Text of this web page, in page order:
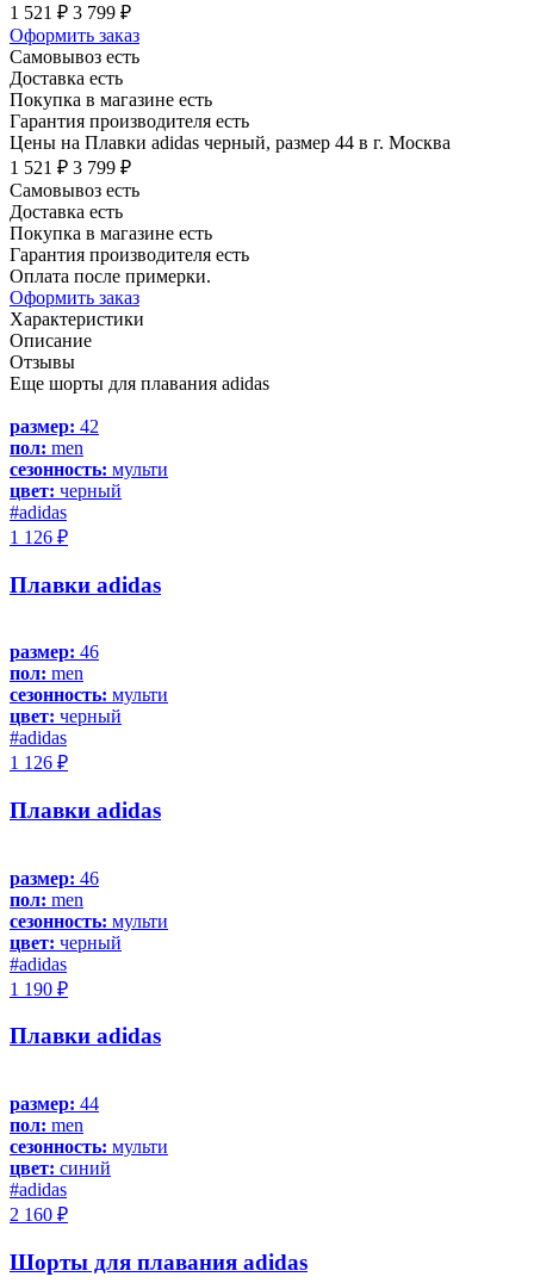
1 521 ₽ 3 799 ₽
Оформить заказ
Самовывоз есть
Доставка есть
Покупка в магазине есть
Гарантия производителя есть
Цены на Плавки adidas черный, размер 44 в г. Москва
1 521 ₽ 3 799 ₽
Самовывоз есть
Доставка есть
Покупка в магазине есть
Гарантия производителя есть
Оплата после примерки.
Оформить заказ
Характеристики
Описание
Отзывы
Еще шорты для плавания adidas
размер: 42
пол: men
сезонность: мульти
цвет: черный
#adidas
1 126 ₽
Плавки adidas
размер: 46
пол: men
сезонность: мульти
цвет: черный
#adidas
1 126 ₽
Плавки adidas
размер: 46
пол: men
сезонность: мульти
цвет: черный
#adidas
1 190 ₽
Плавки adidas
размер: 44
пол: men
сезонность: мульти
цвет: синий
#adidas
2 160 ₽
Шорты для плавания adidas